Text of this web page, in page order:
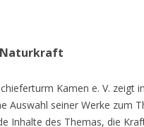
Naturkraft
Kamen e. V. zeigt
Auswahl seiner Werke zum
Inhalte des Themas, die